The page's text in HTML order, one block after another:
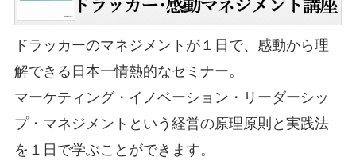
ドラッカーのマネジメントが１日で、感動から理
解できる日本一情熱的なセミナー。
マーケティング・イノベーション・リーダーシッ
プ・マネジメントという経営の原理原則と実践法
を１日で学ぶことができます。